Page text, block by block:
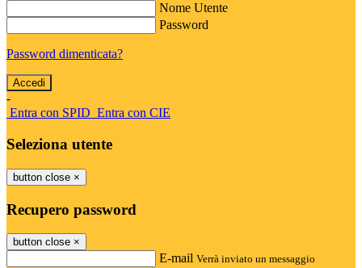
Nome Utente
Password
Password dimenticata?
-
Entra con SPID Entra con CIE
Seleziona utente
button close ×
Recupero password
button close ×
E-mail Verrà inviato un messaggio